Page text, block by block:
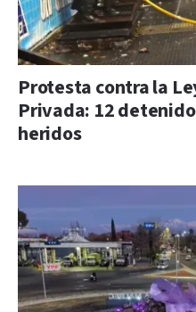
Protesta contra la
Privada: 12
heridos